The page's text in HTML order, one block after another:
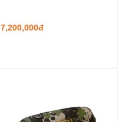
7,200,000đ